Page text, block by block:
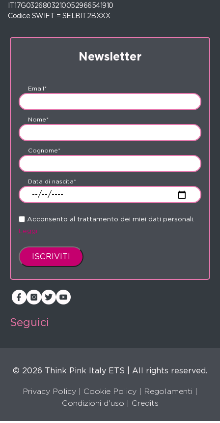
IT17G0326803210052966541910
Codice SWIFT = SELBIT2BXXX
Newsletter
Email*
Nome*
Cognome*
Data di nascita*
Acconsento al trattamento dei miei dati personali.
Leggi
Seguici
© 2026 Think Pink Italy ETS | All rights reserved.
Privacy Policy Cookie Policy Regolamenti
Condizioni d'uso |
Credits